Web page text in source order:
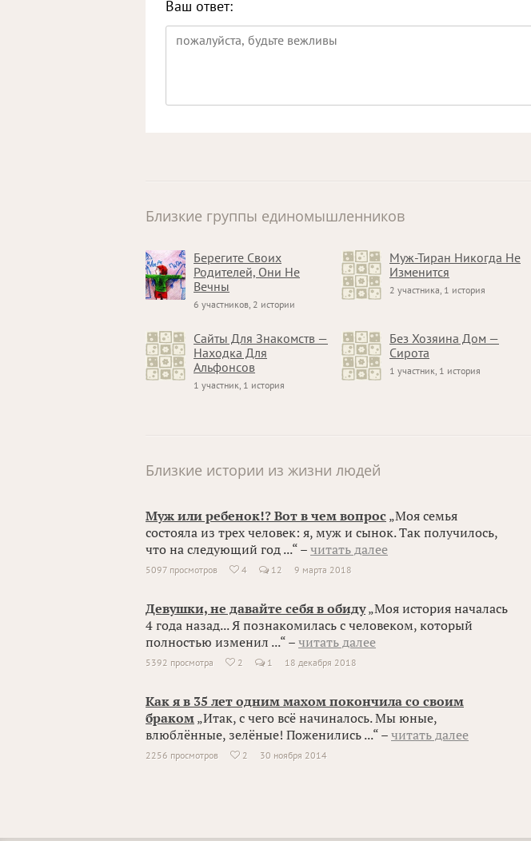
Ваш ответ:
Близкие группы единомышленников
Берегите Своих
Родителей, Они Не
Вечны
6 участников, 2 истории
Муж-Тиран Никогда Не
Изменится
2 участника, 1 история
Сайты Для Знакомств —
Находка Для
Альфонсов
1 участник, 1 история
Без Хозяина Дом —
Сирота
1 участник, 1 история
Близкие истории из жизни людей
Муж или ребенок!? Вот в чем вопрос „Моя семья
состояла из трех человек: я, муж и сынок. Так получилось,
что на следующий год ...“ – читать далее
5097 просмотров  4 12 9 марта 2018
Девушки, не давайте себя в обиду„Моя история началась
4 года назад... Я познакомилась с человеком, который
полностью изменил ...“ – читать далее
5392 просмотра  2 1 18 декабря 2018
Как я в 35 лет одним махом покончила со своим
браком „Итак, с чего всё начиналось. Мы юные,
влюблённые, зелёные! Поженились ...“ – читать далее
2256 просмотров  2 30 ноября 2014